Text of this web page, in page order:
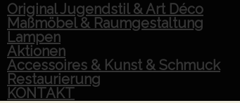
Original Jugendstil & Art Déco
Maßmöbel & Raumgestaltung
Lampen
Aktionen
Accessoires & Kunst & Schmuck
Restaurierung
KONTAKT